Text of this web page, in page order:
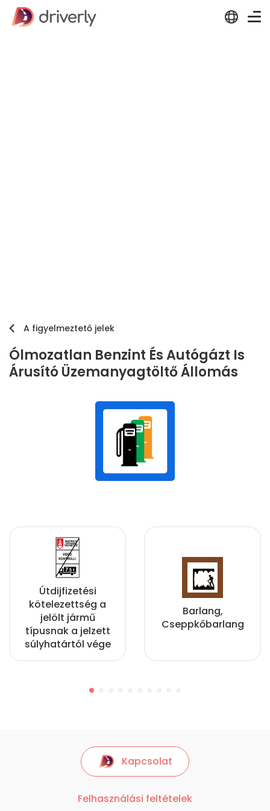
A figyelmeztető jelek
Ólmozatlan Benzint És Autógázt Is
Árusító Üzemanyagtöltő Állomás
Útdijfizetési
kötelezettség a
jelölt jármű
típusnak a jelzett
súlyhatártól vége
Barlang,
Cseppkőbarlang
Kapcsolat
Felhasználási feltételek